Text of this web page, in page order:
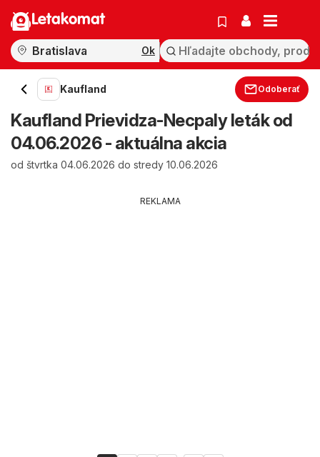
Letakomat
Ok
Kaufland Odoberať
Kaufland Prievidza-Necpaly leták od
04.06.2026 - aktuálna akcia
od štvrtka 04.06.2026 do stredy 10.06.2026
REKLAMA